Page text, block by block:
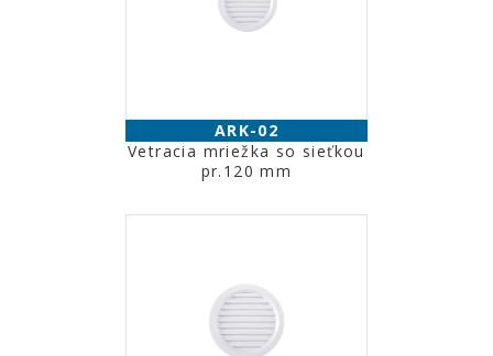
ARK-02
Vetracia mriežka so sieťkou
pr.120 mm